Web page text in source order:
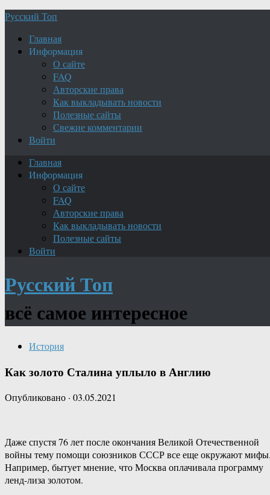
Русский Топ
Главная
Информация
О сайте
FAQ
Авторские права
Как выкладывать новости
Полезные сайты
Свежие комментарии
Войти
Главная
Информация
О сайте
FAQ
Авторские права
Как выкладывать новости
Полезные сайты
Войти
Русский Топ
всё самое интересное
История
Как золото Сталина уплыло в Англию
Опубликовано · 03.05.2021
Даже спустя 76 лет после окончания Великой Отечественной
войны тему помощи союзников СССР все еще окружают
Например, бытует мнение, что Москва оплачивала программу
ленд-лиза золотом.